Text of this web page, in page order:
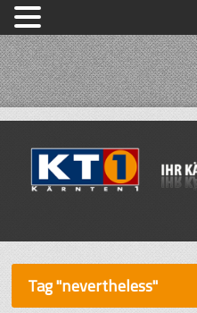
Tag "nevertheless"